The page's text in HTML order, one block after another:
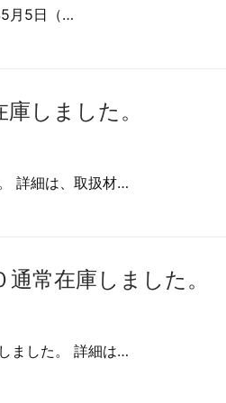
月5日（…
しました。
詳細は、取扱材…
常在庫しました。
ました。 詳細は…